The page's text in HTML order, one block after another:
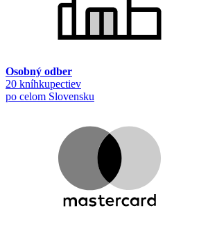
Osobný odber
20 kníhkupectiev
po celom Slovensku